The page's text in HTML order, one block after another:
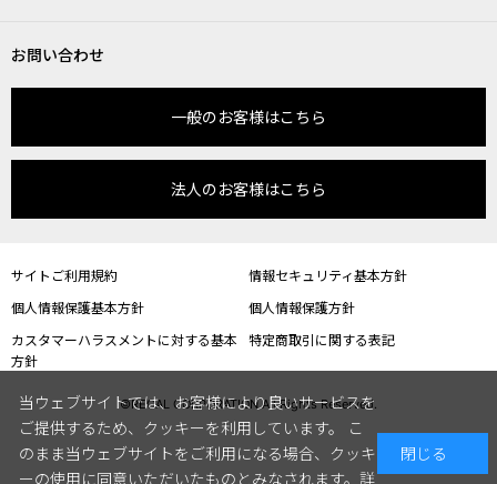
お問い合わせ
一般のお客様はこちら
法人のお客様はこちら
サイトご利用規約
情報セキュリティ基本方針
個人情報保護基本方針
個人情報保護方針
カスタマーハラスメントに対する基本
方針
特定商取引に関する表記
©REGAL CORPORATION All Rights Reserved.
当ウェブサイトでは、お客様により良いサービスを
ご提供するため、クッキーを利用しています。 こ
のまま当ウェブサイトをご利用になる場合、クッキ
ーの使用に同意いただいたものとみなされます。 詳
閉じる